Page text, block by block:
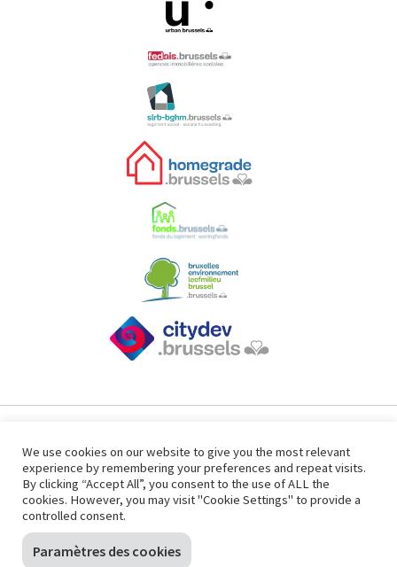
© 2023, GOB
FR
(nieuw venster)
We use cookies on our website to give you the most relevant
experience by remembering your preferences and repeat visits.
By clicking “Accept All”, you consent to the use of ALL the
cookies. However, you may visit "Cookie Settings" to provide a
controlled consent.
Paramètres des cookies